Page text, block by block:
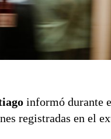
informó durante
registradas en el